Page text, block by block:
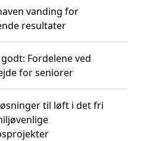
vanding for
resultater
Fordelene ved
for seniorer
til løft i det fri